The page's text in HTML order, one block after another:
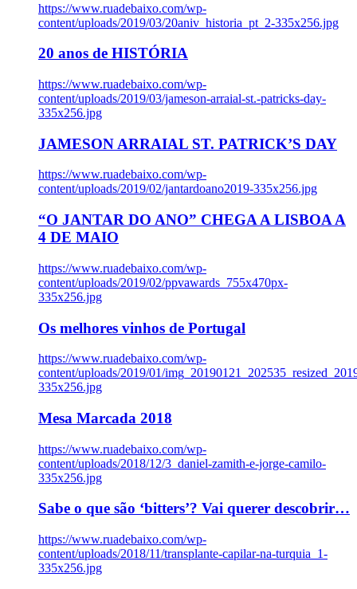
https://www.ruadebaixo.com/wp-
content/uploads/2019/03/20aniv_historia_pt_2-335x256.jpg
20 anos de HISTÓRIA
https://www.ruadebaixo.com/wp-
content/uploads/2019/03/jameson-arraial-st.-patricks-day-
335x256.jpg
JAMESON ARRAIAL ST. PATRICK’S DAY
https://www.ruadebaixo.com/wp-
content/uploads/2019/02/jantardoano2019-335x256.jpg
“O JANTAR DO ANO” CHEGA A LISBOA A
4 DE MAIO
https://www.ruadebaixo.com/wp-
content/uploads/2019/02/ppvawards_755x470px-
335x256.jpg
Os melhores vinhos de Portugal
https://www.ruadebaixo.com/wp-
content/uploads/2019/01/
335x256.jpg
Mesa Marcada 2018
https://www.ruadebaixo.com/wp-
content/uploads/2018/12/3_daniel-zamith-e-jorge-camilo-
335x256.jpg
Sabe o que são ‘bitters’? Vai querer descobrir…
https://www.ruadebaixo.com/wp-
content/uploads/2018/11/transplante-capilar-na-turquia_1-
335x256.jpg